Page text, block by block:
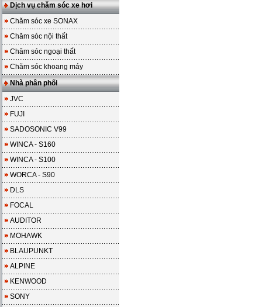
Dịch vụ chăm sóc xe hơi
Chăm sóc xe SONAX
Chăm sóc nội thất
Chăm sóc ngoại thất
Chăm sóc khoang máy
Nhà phân phối
JVC
FUJI
SADOSONIC V99
WINCA - S160
WINCA - S100
WORCA - S90
DLS
FOCAL
AUDITOR
MOHAWK
BLAUPUNKT
ALPINE
KENWOOD
SONY